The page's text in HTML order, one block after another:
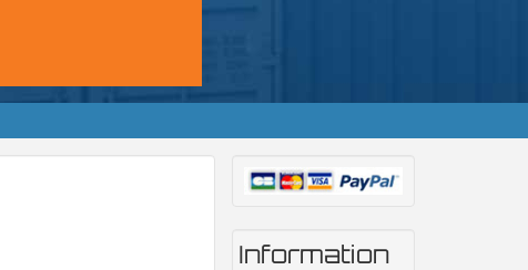
Information